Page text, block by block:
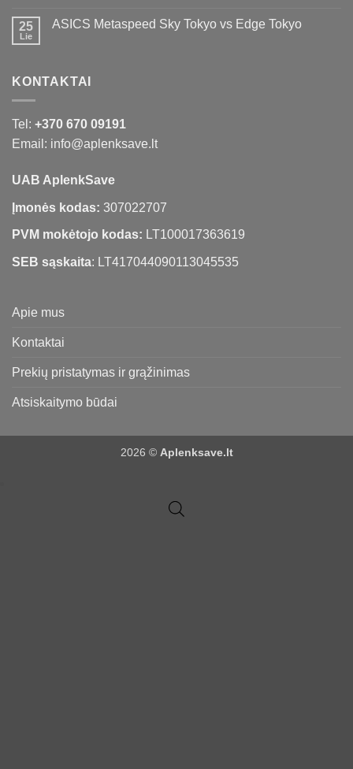
25
Lie
ASICS Metaspeed Sky Tokyo vs Edge Tokyo
KONTAKTAI
Tel: +370 670 09191
Email: info@aplenksave.lt
UAB AplenkSave
Įmonės kodas: 307022707
PVM mokėtojo kodas: LT100017363619
SEB sąskaita: LT417044090113045535
Apie mus
Kontaktai
Prekių pristatymas ir grąžinimas
Atsiskaitymo būdai
2026 © Aplenksave.lt